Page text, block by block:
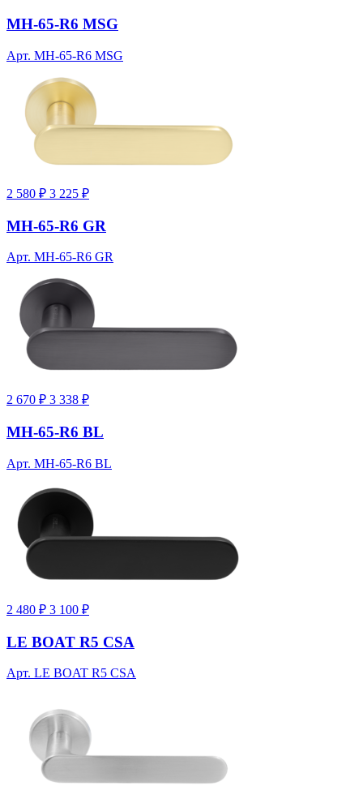
MH-65-R6 MSG
Арт. MH-65-R6 MSG
2 580 ₽ 3 225 ₽
MH-65-R6 GR
Арт. MH-65-R6 GR
2 670 ₽ 3 338 ₽
MH-65-R6 BL
Арт. MH-65-R6 BL
2 480 ₽ 3 100 ₽
LE BOAT R5 CSA
Арт. LE BOAT R5 CSA